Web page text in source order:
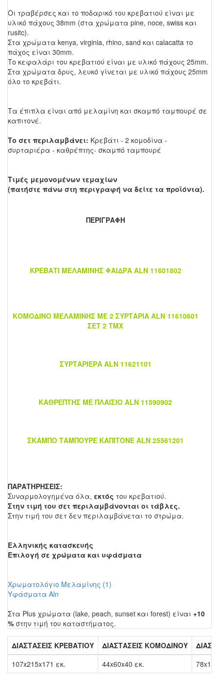
Οι τραβέρσες και το ποδαρικό του κρεβατιού είναι με
υλικό πάχους 38mm (στα χρώματα pine, noce, swiss και
rusitc).
Στα χρώματα kenya, virginia, rhino, sand και calacatta το
πάχος είναι 30mm.
Το κεφαλάρι του κρεβατιού είναι με υλικό πάχους 25mm.
Στα χρώματα δρυς, λευκό γίνεται με υλικό πάχους 25mm
όλο το κρεβάτι.
Τα έπιπλα είναι από μελαμίνη και σκαμπό ταμπουρέ σε
καπιτονέ.
Το σετ περιλαμβάνει: Κρεβάτι - 2 κομοδίνα -
συρταριέρα - καθρέπτης- σκαμπό ταμπουρέ
Τιμές μεμονομένων τεμαχίων
(πατήστε πάνω στη περιγραφή να δείτε τα προϊόντα).
ΠΕΡΙΓΡΑΦΗ
ΚΡΕΒΑΤΙ ΜΕΛΑΜΙΝΗΣ ΦΑΙΔΡΑ ALN 11601802
ΚΟΜΟΔΙΝΟ ΜΕΛΑΜΙΝΗΣ ΜΕ 2 ΣΥΡΤΑΡΙΑ ALN 11610601
ΣΕΤ 2 ΤΜΧ
ΣΥΡΤΑΡΙΕΡΑ ALN 11621101
ΚΑΘΡΕΠΤΗΣ ΜΕ ΠΛΑΙΣΙΟ ALN 11590902
ΣΚΑΜΠΟ ΤΑΜΠΟΥΡΕ ΚΑΠΙΤΟΝΕ ALN 25561201
ΠΑΡΑΤΗΡΗΣΕΙΣ:
Συναρμολογημένα όλα, εκτός του κρεβατιού.
Στην τιμή του σετ περιλαμβάνονται οι τάβλες.
Στην τιμή του σετ δεν περιλαμβάνεται το στρώμα.
Ελληνικής κατασκευής
Επιλογή σε χρώματα και υφάσματα
Χρωματολόγιο Μελαμίνης (1)
Υφάσματα Αln
Στα Plus χρώματα (lake, peach, sunset και forest) είναι +10
% στην τιμή του καταστήματος.
ΔΙΑΣΤΑΣΕΙΣ ΚΡΕΒΑΤΙΟΥ ΔΙΑΣΤΑΣΕΙΣ ΚΟΜΟΔΙΝΟΥ
107x215x171 εκ.
44x60x40 εκ.